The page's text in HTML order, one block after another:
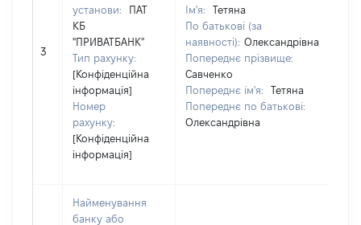
3
установи:
ПАТ
КБ
"ПРИВАТБАНК"
Тип рахунку:
[Конфіденційна
інформація]
Номер
рахунку:
[Конфіденційна
інформація]
Ім'я:
Тетяна
По батькові (за
наявності): Олександрівна
Попереднє прізвище:
Савченко
Попереднє ім'я:
Тетяна
Попереднє по батькові:
Олександрівна
Найменування
банку або